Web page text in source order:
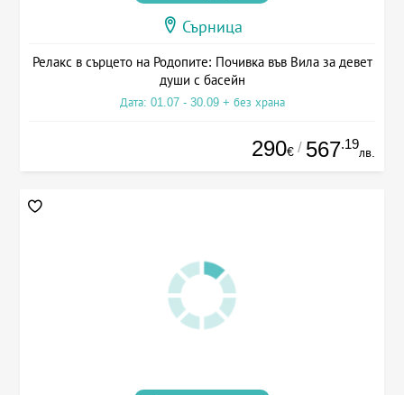
Сърница
Релакс в сърцето на Родопите: Почивка във Вила за девет
души с басейн
Дата: 01.07 - 30.09 + без храна
290€ / 567.19
лв.